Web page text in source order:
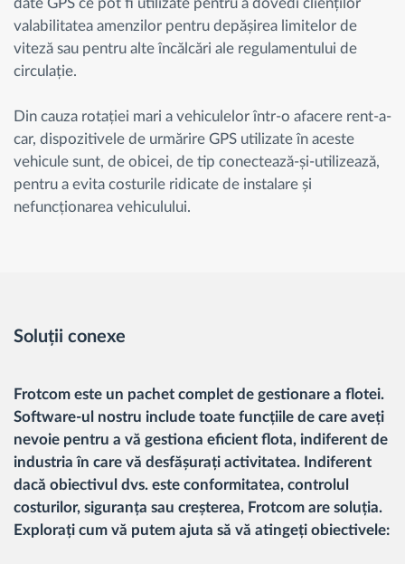
date GPS ce pot fi utilizate pentru a dovedi clienților
valabilitatea amenzilor pentru depășirea limitelor de
viteză sau pentru alte încălcări ale regulamentului de
circulație.
Din cauza rotației mari a vehiculelor într-o afacere rent-a-
car, dispozitivele de urmărire GPS utilizate în aceste
vehicule sunt, de obicei, de tip conectează-și-utilizează,
pentru a evita costurile ridicate de instalare și
nefuncționarea vehiculului.
Soluții conexe
Frotcom este un pachet complet de gestionare a flotei.
Software-ul nostru include toate funcțiile de care aveți
nevoie pentru a vă gestiona eficient flota, indiferent de
industria în care vă desfășurați activitatea. Indiferent
dacă obiectivul dvs. este conformitatea, controlul
costurilor, siguranța sau creșterea, Frotcom are soluția.
Explorați cum vă putem ajuta să vă atingeți obiectivele: